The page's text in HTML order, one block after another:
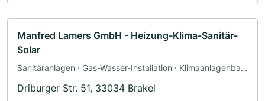
Manfred Lamers GmbH - Heizung-Klima-Sanitär-
Solar
Sanitäranlagen · Gas-Wasser-Installation · Klimaanlagenbau
Driburger Str. 51, 33034 Brakel